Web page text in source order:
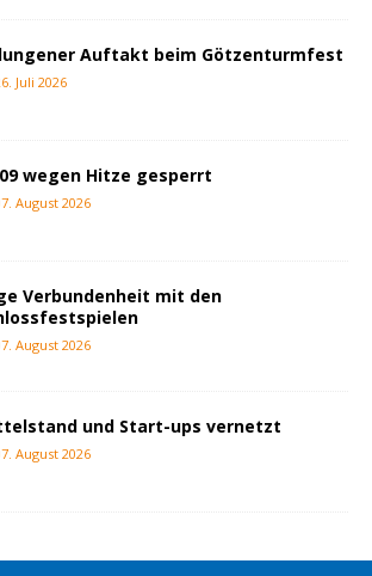
Auftakt beim Götzenturmfest
Juli 2026
wegen Hitze gesperrt
August 2026
Verbundenheit mit den
August 2026
und Start-ups vernetzt
August 2026